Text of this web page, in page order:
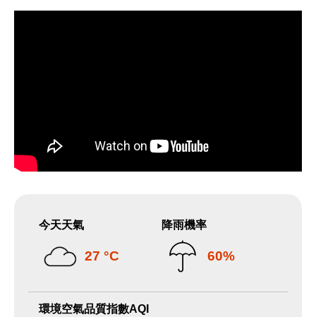
今天天氣
27 °C
降雨機率
60%
環境空氣品質指數AQI